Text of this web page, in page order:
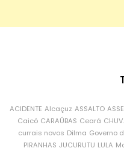
ACIDENTE Alcaçuz ASSALTO
Caicó CARAÚBAS Ceará
currais novos Dilma Governo
PIRANHAS JUCURUTU LULA